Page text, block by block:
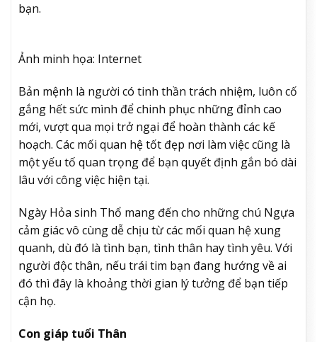
bạn.
Ảnh minh họa: Internet
Bản mệnh là người có tinh thần trách nhiệm, luôn cố
gắng hết sức mình để chinh phục những đỉnh cao
mới, vượt qua mọi trở ngại để hoàn thành các kế
hoạch. Các mối quan hệ tốt đẹp nơi làm việc cũng là
một yếu tố quan trọng để bạn quyết định gắn bó dài
lâu với công việc hiện tại.
Ngày Hỏa sinh Thổ mang đến cho những chú Ngựa
cảm giác vô cùng dễ chịu từ các mối quan hệ xung
quanh, dù đó là tình bạn, tình thân hay tình yêu. Với
người độc thân, nếu trái tim bạn đang hướng về ai
đó thì đây là khoảng thời gian lý tưởng để bạn tiếp
cận họ.
Con giáp tuổi Thân